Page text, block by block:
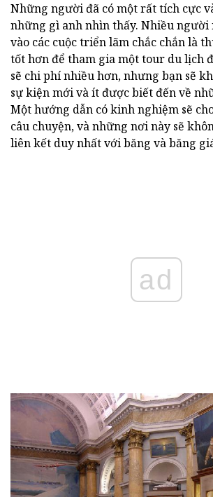
Những người đã có một rất tích cực
những gì anh nhìn thấy. Nhiều
vào các cuộc triển lãm chắc chắn là
tốt hơn để tham gia một tour du lịch
sẽ chi phí nhiều hơn, nhưng bạn sẽ
sự kiện mới và ít được biết đến về
Một hướng dẫn có kinh nghiệm sẽ
câu chuyện, và những nơi này sẽ
liên kết duy nhất với băng và băng
ad